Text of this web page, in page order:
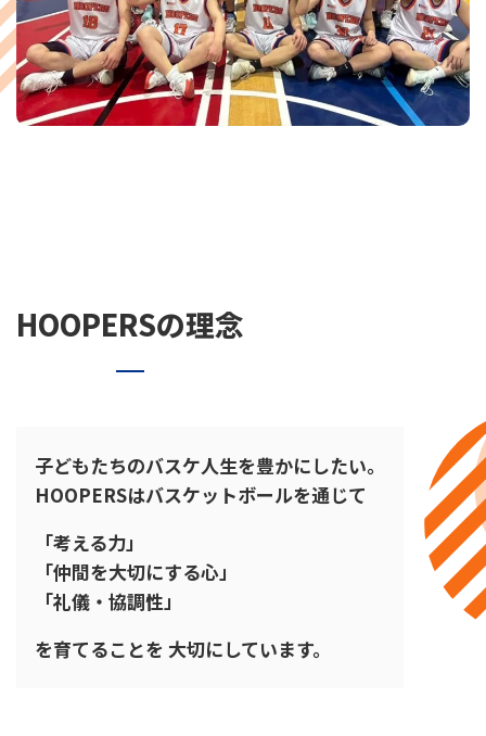
HOOPERSの理念
子どもたちのバスケ人生を豊かにしたい。
HOOPERSはバスケットボールを通じて
「考える力」
「仲間を大切にする心」
「礼儀・協調性」
を育てることを 大切にしています。